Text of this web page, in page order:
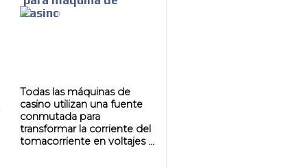
casino
Todas las máquinas de
casino utilizan una fuente
conmutada para
transformar la corriente del
tomacorriente en voltajes ...